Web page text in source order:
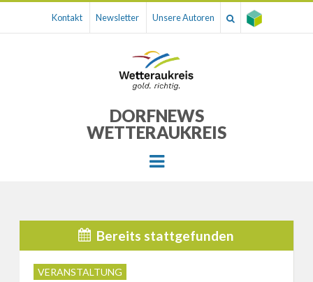
Kontakt Newsletter Unsere Autoren
DORFNEWS
WETTERAUKREIS
Menu
Bereits stattgefunden
VERANSTALTUNG